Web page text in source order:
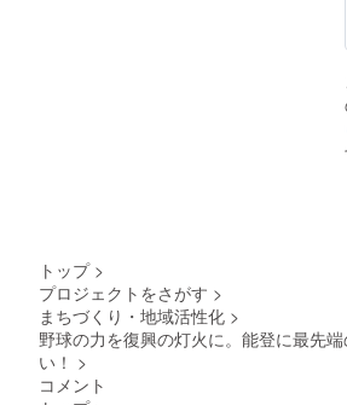
トップ >
プロジェクトをさがす >
まちづくり・地域活性化 >
野球の力を復興の灯火に。能登に最先
い！ >
コメント